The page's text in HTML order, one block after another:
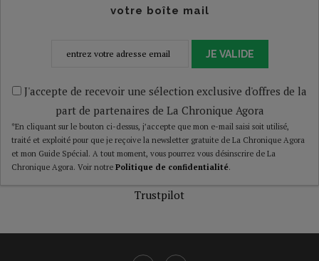
votre boîte mail
JE VALIDE
J'accepte de recevoir une sélection exclusive d'offres de la
part de partenaires de La Chronique Agora
*En cliquant sur le bouton ci-dessus, j’accepte que mon e-mail saisi soit utilisé,
traité et exploité pour que je reçoive la newsletter gratuite de La Chronique Agora
et mon Guide Spécial. A tout moment, vous pourrez vous désinscrire de La
Chronique Agora. Voir notre Politique de confidentialité.
Trustpilot